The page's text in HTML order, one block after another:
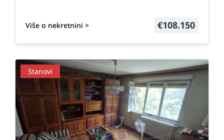
Više o nekretnini > €108.150
Stanovi